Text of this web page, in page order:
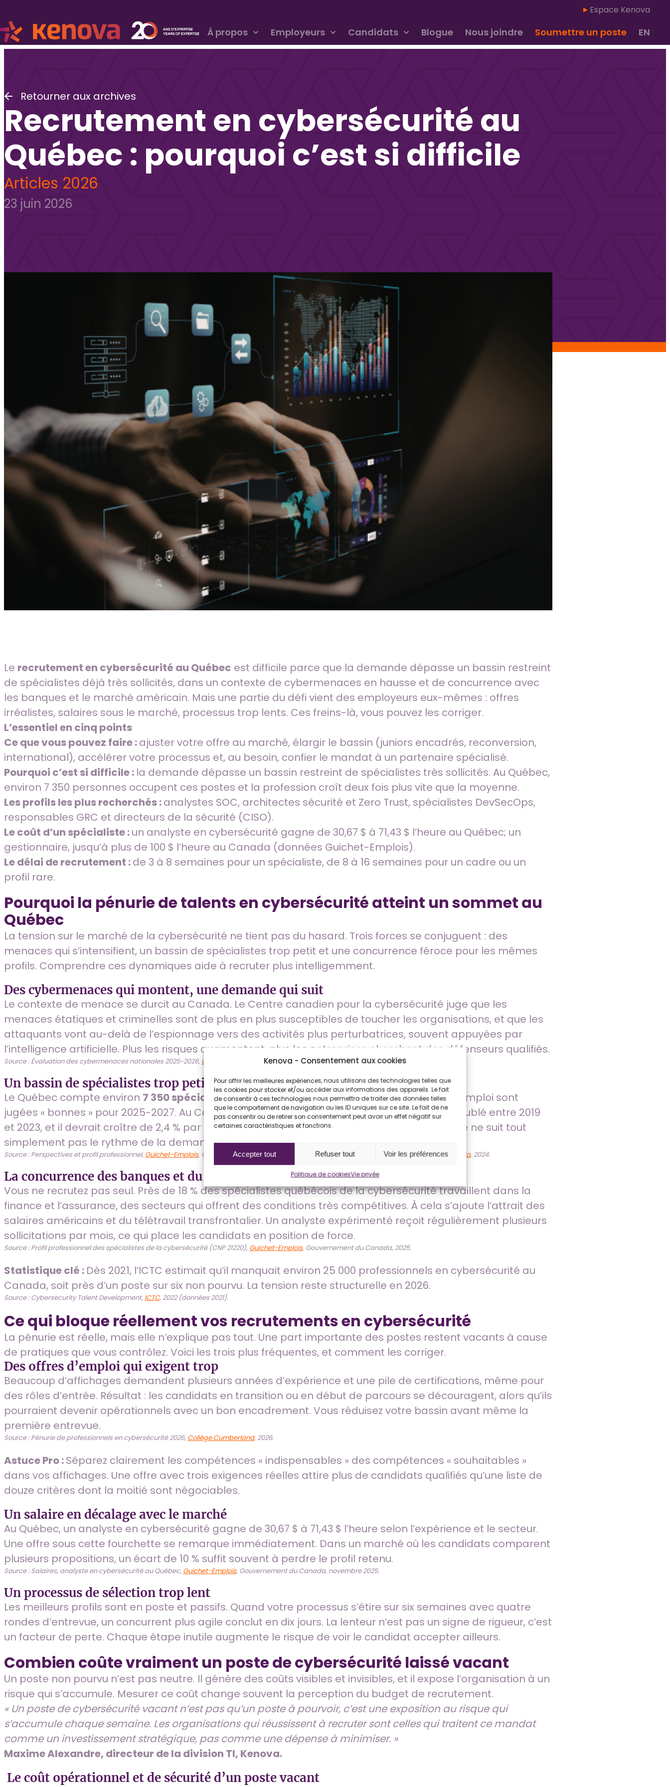
Kenova - Consentement aux cookies
Pour offrir les meilleures expériences, nous utilisons des technologies telles que
les cookies pour stocker et/ou accéder aux informations des appareils. Le fait
de consentir à ces technologies nous permettra de traiter des données telles
que le comportement de navigation ou les ID uniques sur ce site. Le fait de ne
pas consentir ou de retirer son consentement peut avoir un effet négatif sur
certaines caractéristiques et fonctions.
Accepter tout Refuser tout Voir les préférences
Politique de cookiesVie privée
Espace Kenova
À propos Employeurs Candidats Blogue Nous joindre Soumettre un poste EN
Retourner aux archives
Recrutement en cybersécurité au
Québec : pourquoi c’est si difficile
Articles 2026
23 juin 2026
Le recrutement en cybersécurité au Québec est difficile parce que la demande dépasse un bassin restreint
de spécialistes déjà très sollicités, dans un contexte de cybermenaces en hausse et de concurrence avec
les banques et le marché américain. Mais une partie du défi vient des employeurs eux-mêmes : offres
irréalistes, salaires sous le marché, processus trop lents. Ces freins-là, vous pouvez les corriger.
L’essentiel en cinq points
Ce que vous pouvez faire :ajuster votre offre au marché, élargir le bassin (juniors encadrés, reconversion,
international), accélérer votre processus et, au besoin, confier le mandat à un partenaire spécialisé.
Pourquoi c’est si difficile : la demande dépasse un bassin restreint de spécialistes très sollicités. Au Québec,
environ 7 350 personnes occupent ces postes et la profession croît deux fois plus vite que la moyenne.
Les profils les plus recherchés :analystes SOC, architectes sécurité et Zero Trust, spécialistes DevSecOps,
responsables GRC et directeurs de la sécurité (CISO).
Le coût d’un spécialiste :un analyste en cybersécurité gagne de 30,67 $ à 71,43 $ l’heure au Québec; un
gestionnaire, jusqu’à plus de 100 $ l’heure au Canada (données Guichet-Emplois).
Le délai de recrutement :de 3 à 8 semaines pour un spécialiste, de 8 à 16 semaines pour un cadre ou un
profil rare.
Pourquoi la pénurie de talents en cybersécurité atteint un sommet au
Québec
La tension sur le marché de la cybersécurité ne tient pas du hasard. Trois forces se conjuguent : des
menaces qui s’intensifient, un bassin de spécialistes trop petit et une concurrence féroce pour les mêmes
profils. Comprendre ces dynamiques aide à recruter plus intelligemment.
Des cybermenaces qui montent, une demande qui suit
Le contexte de menace se durcit au Canada. Le Centre canadien pour la cybersécurité juge que les
menaces étatiques et criminelles sont de plus en plus susceptibles de toucher les organisations, et que les
attaquants vont au-delà de l’espionnage vers des activités plus perturbatrices, souvent appuyées par
l’intelligence artificielle. Plus les risques augmentent, plus les entreprises cherchent des défenseurs qualifiés.
Source : Évaluation des cybermenaces nationales 2025-2026, Centre canadien pour la cybersécurité, 2024.
Un bassin de spécialistes trop petit pour la demande
Le Québec compte environ 7 350 spécialistes de la cybersécurité, et leurs perspectives d’emploi sont
jugées « bonnes » pour 2025-2027. Au Canada, l’emploi dans cette profession a plus que doublé entre 2019
et 2023, et il devrait croître de 2,4 % par an, soit le double de la moyenne nationale. La relève ne suit tout
simplement pas le rythme de la demande.
Source : Perspectives et profil professionnel, Guichet-Emplois, Gouvernement du Canada, 2025; Système de projection des professions au Canada, 2024.
La concurrence des banques et du marché américain
Vous ne recrutez pas seul. Près de 18 % des spécialistes québécois de la cybersécurité travaillent dans la
finance et l’assurance, des secteurs qui offrent des conditions très compétitives. À cela s’ajoute l’attrait des
salaires américains et du télétravail transfrontalier. Un analyste expérimenté reçoit régulièrement plusieurs
sollicitations par mois, ce qui place les candidats en position de force.
Source : Profil professionnel des spécialistes de la cybersécurité (CNP 21220), Guichet-Emplois, Gouvernement du Canada, 2025.
Statistique clé : Dès 2021, l’ICTC estimait qu’il manquait environ 25 000 professionnels en cybersécurité au
Canada, soit près d’un poste sur six non pourvu. La tension reste structurelle en 2026.
Source : Cybersecurity Talent Development, ICTC, 2022 (données 2021).
Ce qui bloque réellement vos recrutements en cybersécurité
La pénurie est réelle, mais elle n’explique pas tout. Une part importante des postes restent vacants à cause
de pratiques que vous contrôlez. Voici les trois plus fréquentes, et comment les corriger.
Des offres d’emploi qui exigent trop
Beaucoup d’affichages demandent plusieurs années d’expérience et une pile de certifications, même pour
des rôles d’entrée. Résultat : les candidats en transition ou en début de parcours se découragent, alors qu’ils
pourraient devenir opérationnels avec un bon encadrement. Vous réduisez votre bassin avant même la
première entrevue.
Source : Pénurie de professionnels en cybersécurité 2026, Collège Cumberland, 2026.
Astuce Pro :Séparez clairement les compétences « indispensables » des compétences « souhaitables »
dans vos affichages. Une offre avec trois exigences réelles attire plus de candidats qualifiés qu’une liste de
douze critères dont la moitié sont négociables.
Un salaire en décalage avec le marché
Au Québec, un analyste en cybersécurité gagne de 30,67 $ à 71,43 $ l’heure selon l’expérience et le secteur.
Une offre sous cette fourchette se remarque immédiatement. Dans un marché où les candidats comparent
plusieurs propositions, un écart de 10 % suffit souvent à perdre le profil retenu.
Source : Salaires, analyste en cybersécurité au Québec, Guichet-Emplois, Gouvernement du Canada, novembre 2025.
Un processus de sélection trop lent
Les meilleurs profils sont en poste et passifs. Quand votre processus s’étire sur six semaines avec quatre
rondes d’entrevue, un concurrent plus agile conclut en dix jours. La lenteur n’est pas un signe de rigueur, c’est
un facteur de perte. Chaque étape inutile augmente le risque de voir le candidat accepter ailleurs.
Combien coûte vraiment un poste de cybersécurité laissé vacant
Un poste non pourvu n’est pas neutre. Il génère des coûts visibles et invisibles, et il expose l’organisation à un
risque qui s’accumule. Mesurer ce coût change souvent la perception du budget de recrutement.
« Un poste de cybersécurité vacant n’est pas qu’un poste à pourvoir, c’est une exposition au risque qui
s’accumule chaque semaine. Les organisations qui réussissent à recruter sont celles qui traitent ce mandat
comme un investissement stratégique, pas comme une dépense à minimiser. »
Maxime Alexandre, directeur de la division TI, Kenova.
Le coût opérationnel et de sécurité d’un poste vacant